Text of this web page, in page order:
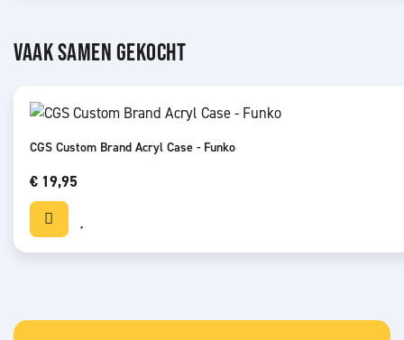
VAAK SAMEN GEKOCHT
CGS Custom Brand Acryl Case - Funko
€ 19,95